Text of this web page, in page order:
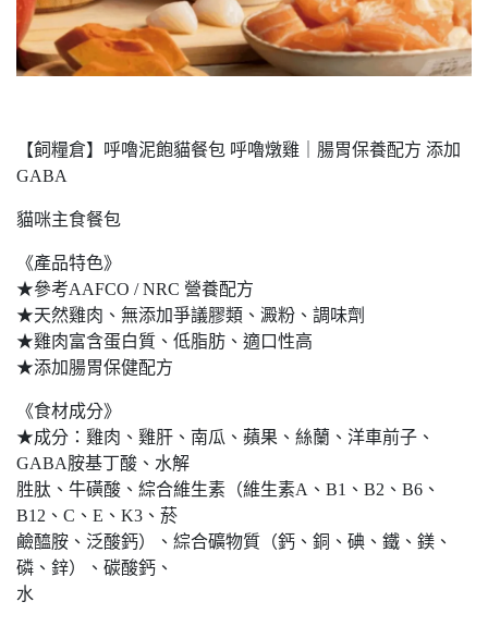
【飼糧倉】呼嚕泥飽貓餐包 呼嚕燉雞｜腸胃保養配方 添加
GABA
貓咪主食餐包
《產品特色》
★參考AAFCO / NRC 營養配方
★天然雞肉、無添加爭議膠類、澱粉、調味劑
★雞肉富含蛋白質、低脂肪、適口性高
★添加腸胃保健配方
《食材成分》
★成分：雞肉、雞肝、南瓜、蘋果、絲蘭、洋車前子、
GABA胺基丁酸、水解
胜肽、牛磺酸、綜合維生素（維生素A、B1、B2、B6、
B12、C、E、K3、菸
鹼醯胺、泛酸鈣）、綜合礦物質（鈣、銅、碘、鐵、鎂、
磷、鋅）、碳酸鈣、
水